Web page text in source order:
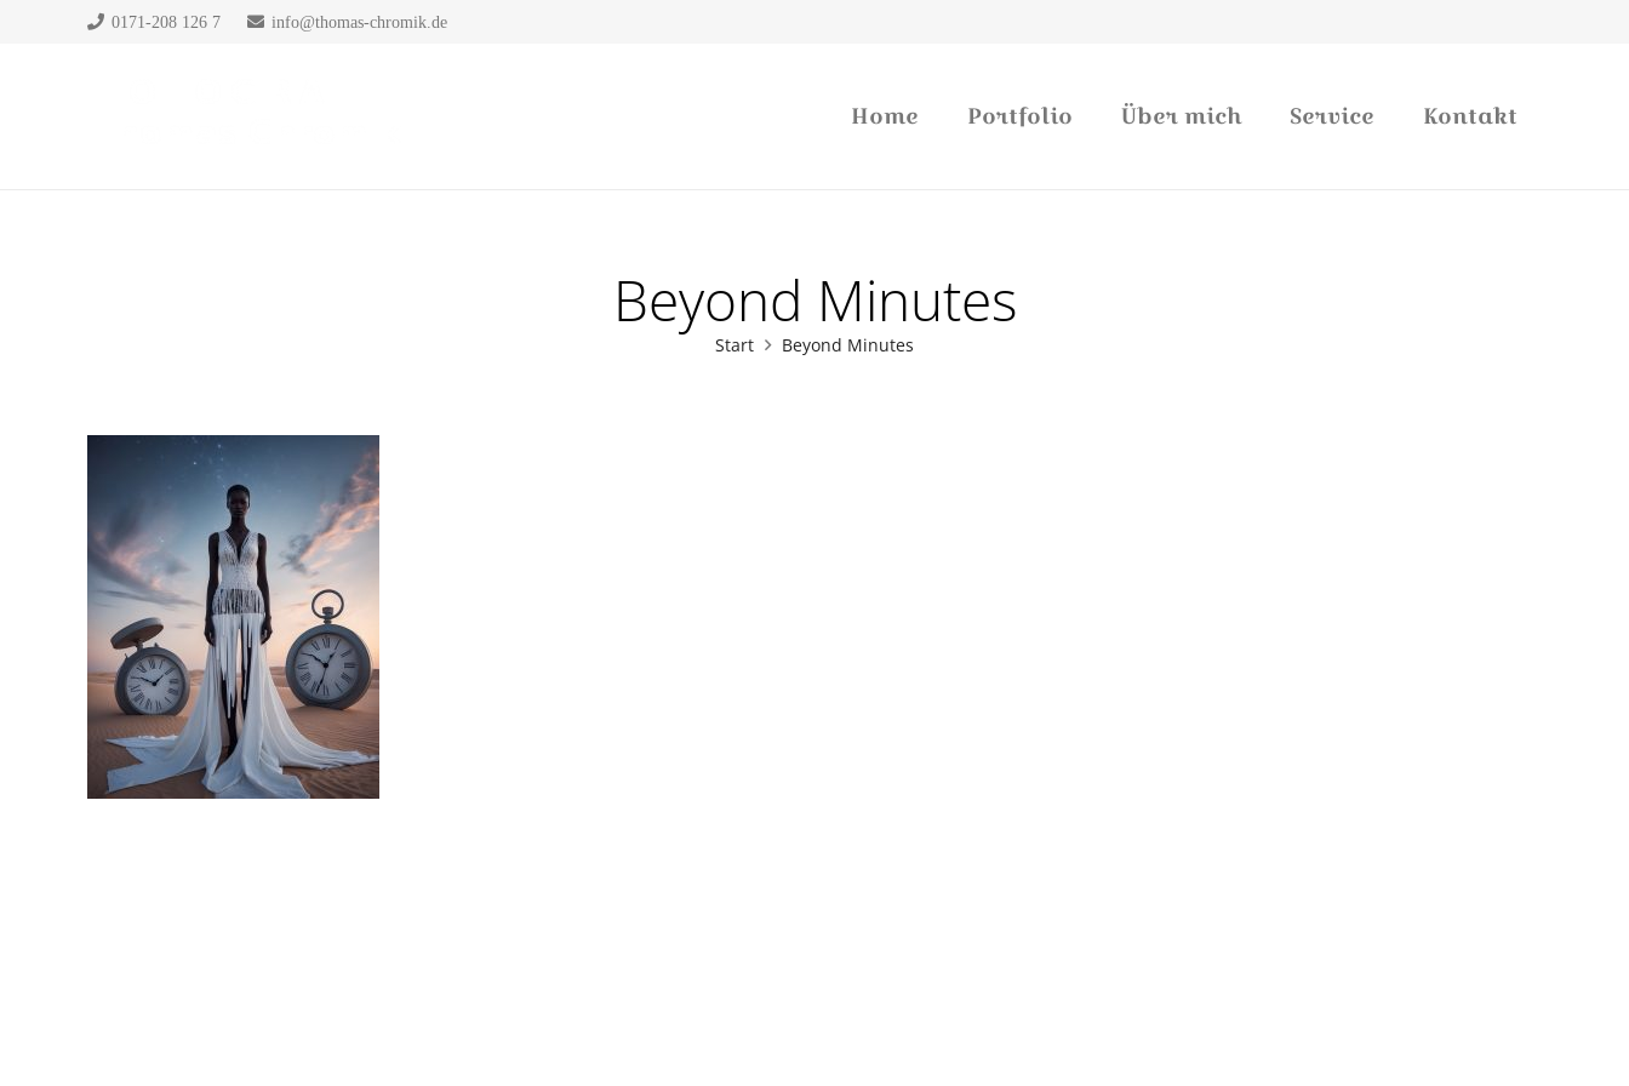
0171-208 126 7 info@thomas-chromik.de
Home Portfolio Über mich Service Kontakt
Beyond Minutes
Start Beyond Minutes